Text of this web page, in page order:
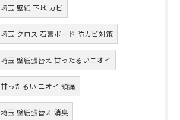
埼玉 壁紙 下地 カビ
埼玉 クロス 石膏ボード 防カビ対策
埼玉 壁紙張替え 甘ったるいニオイ
甘ったるい ニオイ 頭痛
埼玉 壁紙張替え 消臭